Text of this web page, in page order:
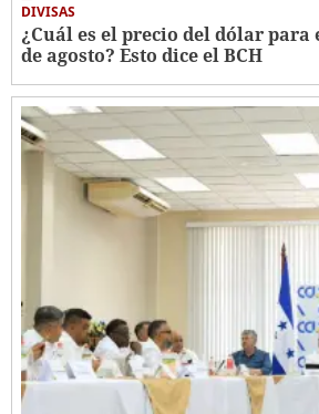
DIVISAS
¿Cuál es el precio del dólar para
de agosto? Esto dice el BCH